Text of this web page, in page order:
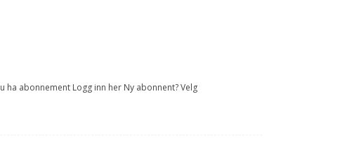
abonnement Logg inn her Ny abonnent? Velg